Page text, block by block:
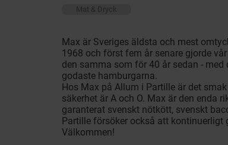
Mat & Dryck
Max är Sveriges äldsta och mest
1968 och först fem år senare gjorde
den samma som för 40 år sedan -
godaste hamburgarna.
Hos Max på Allum i Partille är det
säkerhet är A och O. Max är den enda
garanterat svenskt nötkött, svenskt
Partille försöker också att
Välkommen!